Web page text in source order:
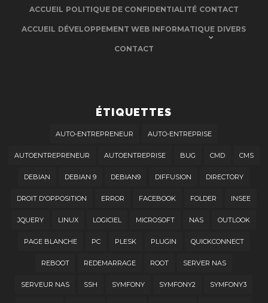
ACCUEIL POLITIQUE DE CONFIDENTIALITÉ CONTACT
ACCUEIL DÉVELOPPEMENT WEB INFORMATIQUE DIVERS
CONTACT
ÉTIQUETTES
AUTO-ENTREPRENEUR AUTO-ENTREPRISE
AUTOENTREPRENEUR AUTOENTREPRISE BUG CMD CMS
DEBIAN DEBIAN 9 DEBIAN9 DIFFUSION DIRECTORY
DROIT D'OPPOSITION ERROR FACEBOOK FOLDER INSEE
JQUERY LINUX LOGICIEL MICROSOFT NAS OUTLOOK
PAGE BLANCHE PC PLESK PLUGIN QUICKCONNECT
REBOOT REDEMARRAGE ROOT SERVER NAS
SERVEUR NAS SSH SYMFONY SYMFONY2 SYMFONY3